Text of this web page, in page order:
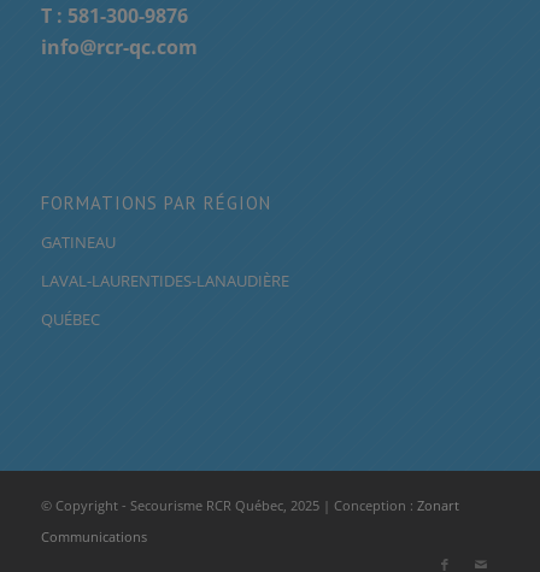
T : 581-300-9876
info@rcr-qc.com
FORMATIONS PAR RÉGION
GATINEAU
LAVAL-LAURENTIDES-LANAUDIÈRE
QUÉBEC
© Copyright - Secourisme RCR Québec, 2025 | Conception : Zonart
Communications